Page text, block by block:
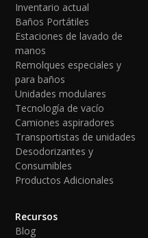
Inventario actual
Baños Portátiles
Estaciones de lavado de
manos
Remolques especiales y
para baños
Unidades modulares
Tecnología de vacío
Camiones aspiradores
Transportistas de unidades
Desodorizantes y
Consumibles
Productos Adicionales
Recursos
Blog